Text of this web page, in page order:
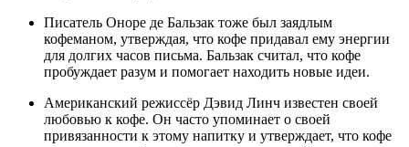
Писатель Оноре де Бальзак тоже был заядлым
кофеманом, утверждая, что кофе придавал ему энергии
для долгих часов письма. Бальзак считал, что кофе
пробуждает разум и помогает находить новые идеи.
Американский режиссёр Дэвид Линч известен своей
любовью к кофе. Он часто упоминает о своей
привязанности к этому напитку и утверждает, что кофе